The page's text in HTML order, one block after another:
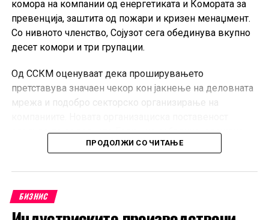
комора на компании од енергетиката и Комората за
превенција, заштита од пожари и кризен менаџмент.
Со нивното членство, Сојузот сега обединува вкупно
десет комори и три групации.
Од ССКМ оценуваат дека проширувањето
претставува значаен чекор кон јакнење на деловната
мрежа и подобро секторско организирање на
следува по редовното Годишно собрание, одржано
кон крајот на јуни во Скопје.
Претседателот на ССКМ, Горан Горгиевски, изјави
поефикасно застапување на интересите на
компаниите, поголема меѓусебна соработка и посилен
ПРОДОЛЖИ СО ЧИТАЊЕ
БИЗНИС